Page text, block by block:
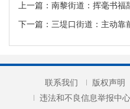
上一篇： 南黎街道：挥毫书福
下一篇： 三堤口街道：主动靠
联系我们 版权声明
违法和不良信息举报中心